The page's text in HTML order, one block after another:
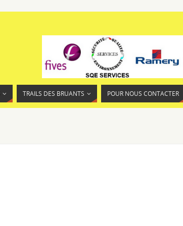
TRAILS DES BRUANTS POUR NOUS CONTACTER